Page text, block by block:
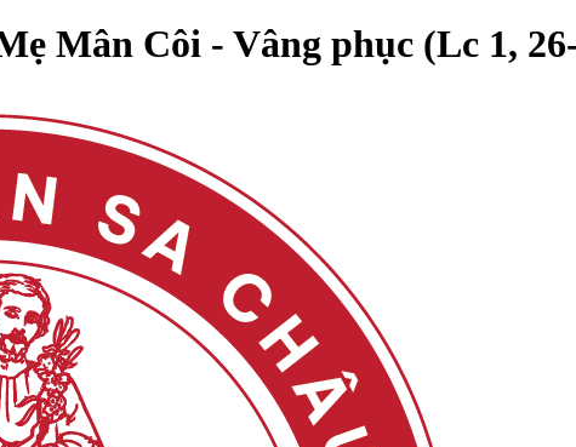
Mân Côi - Vâng phục (Lc 1,